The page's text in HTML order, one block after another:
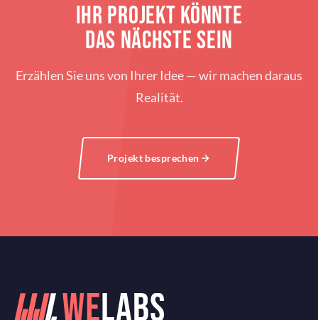
IHR PROJEKT KÖNNTE
DAS NÄCHSTE SEIN
Erzählen Sie uns von Ihrer Idee — wir machen daraus
Realität.
Projekt besprechen